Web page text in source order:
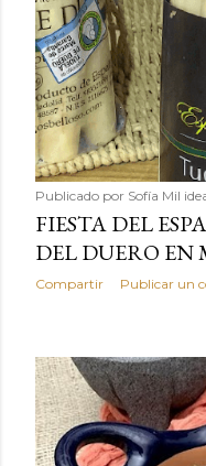
Publicado por Sofía Mil
FIESTA DEL
DEL DUERO
Compartir Publicar un